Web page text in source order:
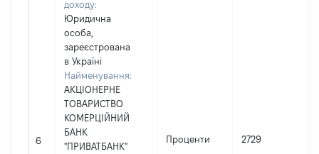
6
доходу:
Юридична
особа,
зареєстрована
в Україні
Найменування:
АКЦІОНЕРНЕ
ТОВАРИСТВО
КОМЕРЦІЙНИЙ
БАНК
"ПРИВАТБАНК"
Проценти 2729